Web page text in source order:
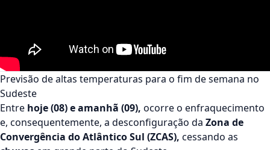
Previsão de altas temperaturas para o fim de semana no
Sudeste
Entre hoje (08) e amanhã (09), ocorre o enfraquecimento
e, consequentemente, a desconfiguração da Zona de
Convergência do Atlântico Sul (ZCAS), cessando as